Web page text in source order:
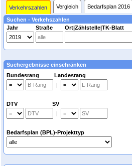
Verkehrszahlen Vergleich Bedarfsplan 2016
Suchen - Verkehszahlen
Jahr
Straße Ort|Zählstelle|TK-Blatt
Suchergebnisse einschränken
Bundesrang Landesrang
|
DTV SV
|
Bedarfsplan (BPL)-Projekttyp